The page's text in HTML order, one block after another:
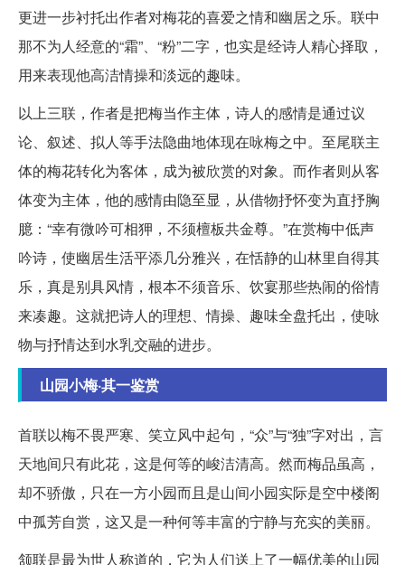
更进一步衬托出作者对梅花的喜爱之情和幽居之乐。联中
那不为人经意的“霜”、“粉”二字，也实是经诗人精心择取，
用来表现他高洁情操和淡远的趣味。
以上三联，作者是把梅当作主体，诗人的感情是通过议
论、叙述、拟人等手法隐曲地体现在咏梅之中。至尾联主
体的梅花转化为客体，成为被欣赏的对象。而作者则从客
体变为主体，他的感情由隐至显，从借物抒怀变为直抒胸
臆：“幸有微吟可相狎，不须檀板共金尊。”在赏梅中低声
吟诗，使幽居生活平添几分雅兴，在恬静的山林里自得其
乐，真是别具风情，根本不须音乐、饮宴那些热闹的俗情
来凑趣。这就把诗人的理想、情操、趣味全盘托出，使咏
物与抒情达到水乳交融的进步。
山园小梅·其一鉴赏
首联以梅不畏严寒、笑立风中起句，“众”与“独”字对出，言
天地间只有此花，这是何等的峻洁清高。然而梅品虽高，
却不骄傲，只在一方小园而且是山间小园实际是空中楼阁
中孤芳自赏，这又是一种何等丰富的宁静与充实的美丽。
颔联是最为世人称道的，它为人们送上了一幅优美的山园